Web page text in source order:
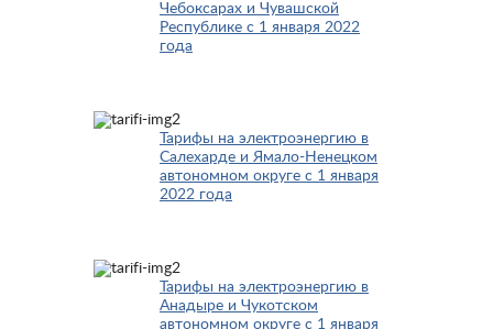
Чебоксарах и Чувашской
Республике с 1 января 2022
года
Тарифы на электроэнергию в
Салехарде и Ямало-Ненецком
автономном округе с 1 января
2022 года
Тарифы на электроэнергию в
Анадыре и Чукотском
автономном округе с 1 января